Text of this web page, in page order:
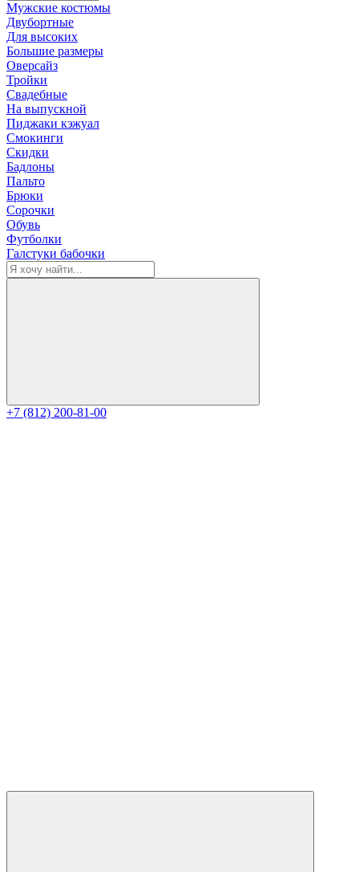
Мужские костюмы
Двубортные
Для высоких
Большие размеры
Оверсайз
Тройки
Свадебные
На выпускной
Пиджаки кэжуал
Смокинги
Скидки
Бадлоны
Пальто
Брюки
Сорочки
Обувь
Футболки
Галстуки бабочки
+7 (812) 200-81-00